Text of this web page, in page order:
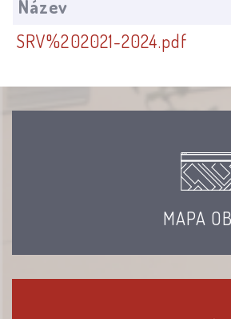
Název
SRV%202021-2024.pdf
MAPA